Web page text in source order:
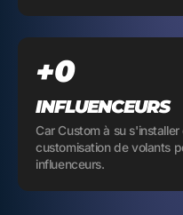
+0
INFLUENCEURS
Car Custom à su
customisation de volants
influenceurs.